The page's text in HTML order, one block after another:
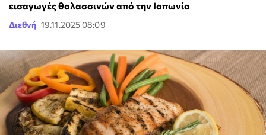
εισαγωγές θαλασσινών από την Ιαπωνία
Διεθνή 19.11.2025 08:09